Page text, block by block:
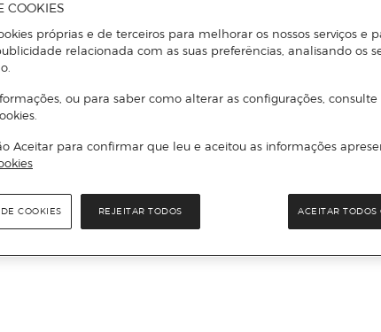
COOKIES
próprias e de terceiros para melhorar os nossos serviços e
relacionada com as suas preferências, analisando os
ou para saber como alterar as configurações, consulte
Aceitar para confirmar que leu e aceitou as informações
REJEITAR TODOS ACEITAR TODOS
COOKIES